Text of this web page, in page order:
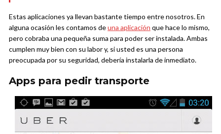
Estas aplicaciones ya llevan bastante tiempo entre nosotros. En
alguna ocasión les contamos deuna aplicación que hace lo mismo,
pero cobraba una pequeña suma para poder ser instalada. Ambas
cumplen muy bien con su labor y, si usted es una persona
preocupada por su seguridad, debería instalarla de inmediato.
Apps para pedir transporte